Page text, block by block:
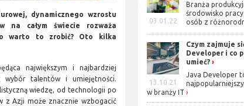
dynamicznego wzrostu
na całym świecie rozważa
warto to zrobić? Oto kilka
największym i najbardziej
wybór talentów i umiejętności.
wiedzę, od technologii po
z Azji może znacznie wzbogacić
03.01.22
Branża
środowisko
osób z
13.10.21
Czym zajmuje
Developer i co
umieć?
Java Developer
w branży IT